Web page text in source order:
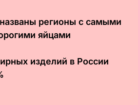
регионы с самыми
яйцами
изделий в России